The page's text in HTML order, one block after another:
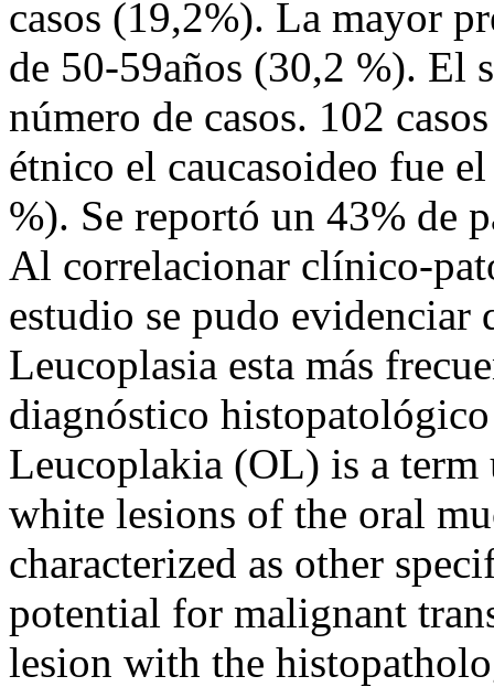
casos (19,2%). La mayor
de 50-59años (30,2 %). El
número de casos. 102
étnico el caucasoideo fue
%). Se reportó un 43% de
Al correlacionar clínico-
estudio se pudo
Leucoplasia esta más
diagnóstico
Leucoplakia (OL) is a term
white lesions of the oral
characterized as other
potential for malignant
lesion with the